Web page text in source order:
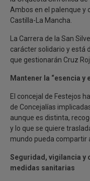
Ambos en el palenque y
Castilla-La Mancha.
La Carrera de la San
carácter solidario y está
que gestionarán Cruz
Mantener la “esencia y
El concejal de Festejos
de Concejalías
aunque es distinta,
y lo que se quiere
mundo pueda compartir
Seguridad, vigilancia y
medidas sanitarias